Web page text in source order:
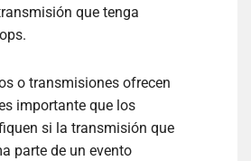
que tenga
o transmisiones ofrecen
importante que los
si la transmisión que
parte de un evento